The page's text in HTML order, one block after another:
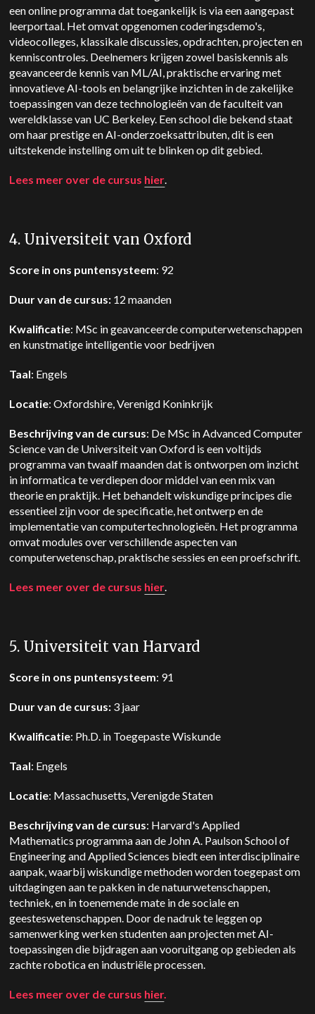
een online programma dat toegankelijk is via een aangepast
leerportaal. Het omvat opgenomen coderingsdemo's,
videocolleges, klassikale discussies, opdrachten, projecten en
kenniscontroles. Deelnemers krijgen zowel basiskennis als
geavanceerde kennis van ML/AI, praktische ervaring met
innovatieve AI-tools en belangrijke inzichten in de zakelijke
toepassingen van deze technologieën van de faculteit van
wereldklasse van UC Berkeley. Een school die bekend staat
om haar prestige en AI-onderzoeksattributen, dit is een
uitstekende instelling om uit te blinken op dit gebied.
Lees meer over de cursus hier.
4. Universiteit van Oxford
Score in ons puntensysteem: 92
Duur van de cursus: 12 maanden
Kwalificatie: MSc in geavanceerde computerwetenschappen
en kunstmatige intelligentie voor bedrijven
Taal: Engels
Locatie: Oxfordshire, Verenigd Koninkrijk
Beschrijving van de cursus: De MSc in Advanced Computer
Science van de Universiteit van Oxford is een voltijds
programma van twaalf maanden dat is ontworpen om inzicht
in informatica te verdiepen door middel van een mix van
theorie en praktijk. Het behandelt wiskundige principes die
essentieel zijn voor de specificatie, het ontwerp en de
implementatie van computertechnologieën. Het programma
omvat modules over verschillende aspecten van
computerwetenschap, praktische sessies en een proefschrift.
Lees meer over de cursus hier.
5. Universiteit van Harvard
Score in ons puntensysteem: 91
Duur van de cursus: 3 jaar
Kwalificatie: Ph.D. in Toegepaste Wiskunde
Taal: Engels
Locatie: Massachusetts, Verenigde Staten
Beschrijving van de cursus: Harvard's Applied
Mathematics programma aan de John A. Paulson School of
Engineering and Applied Sciences biedt een interdisciplinaire
aanpak, waarbij wiskundige methoden worden toegepast om
uitdagingen aan te pakken in de natuurwetenschappen,
techniek, en in toenemende mate in de sociale en
geesteswetenschappen. Door de nadruk te leggen op
samenwerking werken studenten aan projecten met AI-
toepassingen die bijdragen aan vooruitgang op gebieden als
zachte robotica en industriële processen.
Lees meer over de cursus hier.